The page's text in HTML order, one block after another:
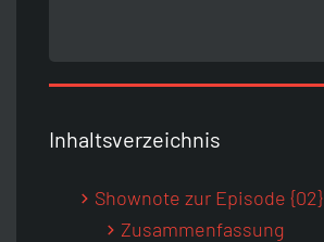
Inhaltsverzeichnis
Shownote zur Episode {02}
Zusammenfassung